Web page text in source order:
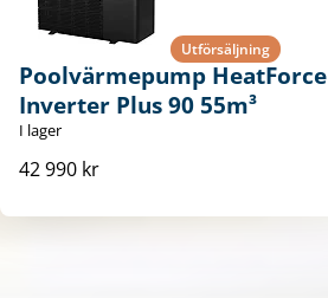
Utförsäljning
Poolvärmepump HeatForce
Inverter Plus 90 55m³
I lager
42 990 kr